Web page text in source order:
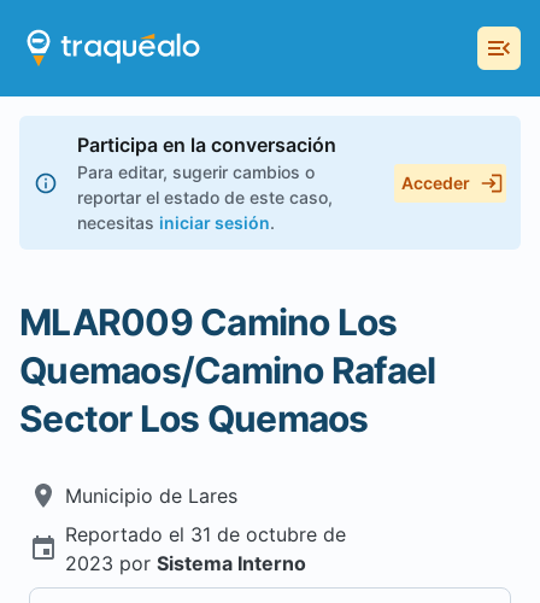
Participa en la conversación
Para editar, sugerir cambios o
reportar el estado de este caso,
necesitas iniciar sesión.
Acceder
MLAR009 Camino Los
Quemaos/Camino Rafael
Sector Los Quemaos
Municipio de Lares
Reportado el 31 de octubre de
2023 por Sistema Interno